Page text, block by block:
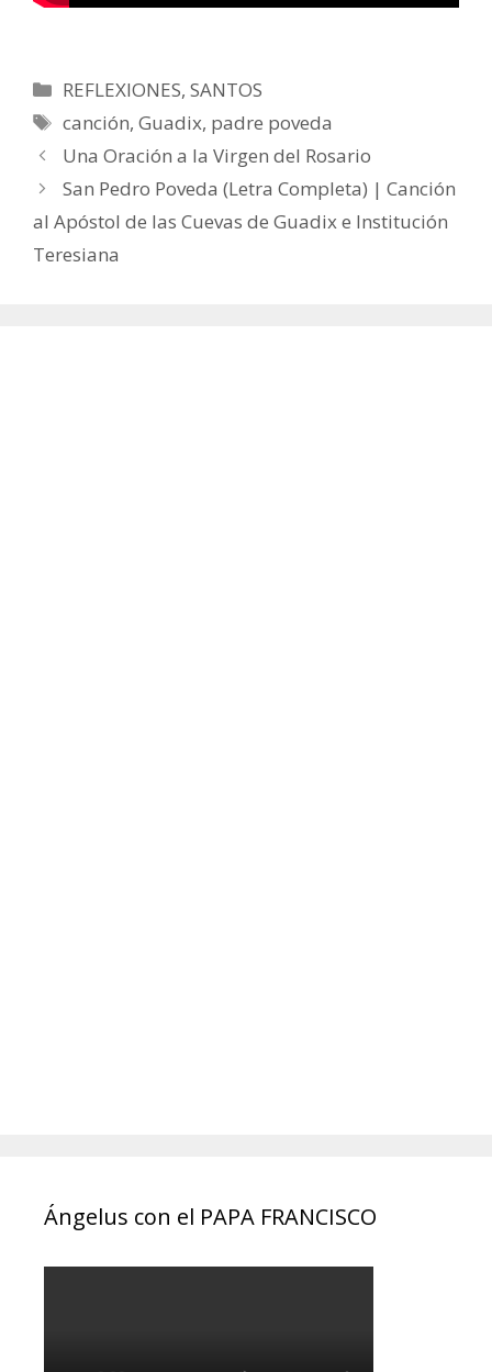
Categorías
REFLEXIONES,SANTOS
Etiquetas
canción,Guadix, padre poveda
Una Oración a la Virgen del Rosario
San Pedro Poveda (Letra Completa) | Canción
al Apóstol de las Cuevas de Guadix e Institución
Teresiana
Ángelus con el PAPA FRANCISCO